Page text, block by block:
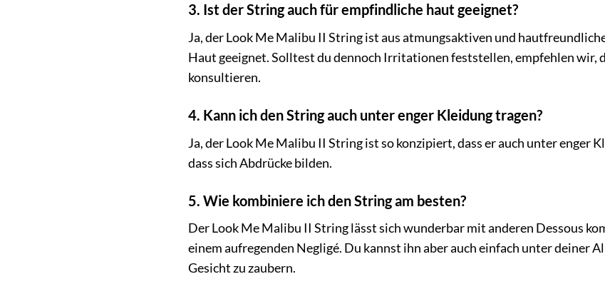
3. Ist der String auch für empfindliche haut geeignet?
Ja, der Look Me Malibu II String ist aus atmungsaktiven und
Haut geeignet. Solltest du dennoch Irritationen feststellen, empfehlen wir,
konsultieren.
4. Kann ich den String auch unter enger Kleidung tragen?
Ja, der Look Me Malibu II String ist so konzipiert, dass er auch unter enger
dass sich Abdrücke bilden.
5. Wie kombiniere ich den String am besten?
Der Look Me Malibu II String lässt sich wunderbar mit anderen Dessous
einem aufregenden Negligé. Du kannst ihn aber auch einfach unter deiner
Gesicht zu zaubern.